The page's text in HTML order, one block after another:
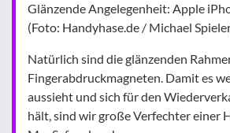
Glänzende Angelegenheit: Apple
(Foto: Handyhase.de / Michael
Natürlich sind die glänzenden
Fingerabdruckmagneten. Damit es
aussieht und sich für den
hält, sind wir große Verfechter einer